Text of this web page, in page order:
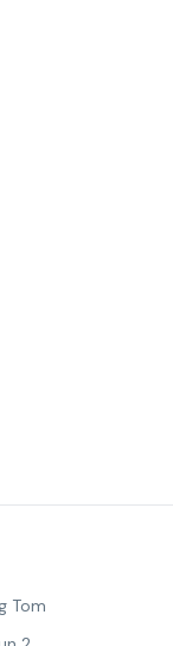
Tom